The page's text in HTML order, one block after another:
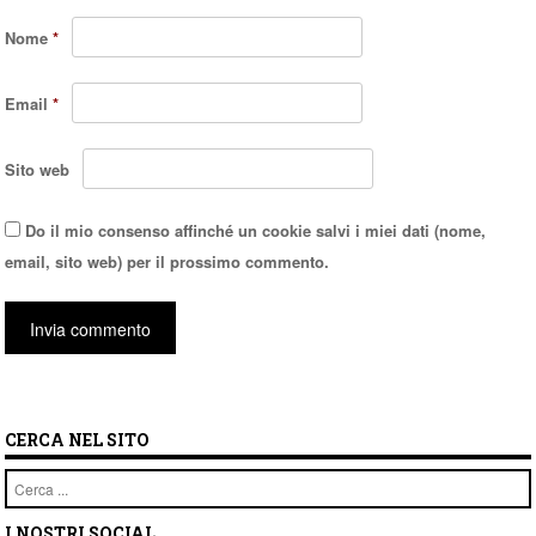
Nome*
Email*
Sito web
Do il mio consenso affinché un cookie salvi i miei dati (nome,
email, sito web) per il prossimo commento.
CERCA NEL SITO
Cerca